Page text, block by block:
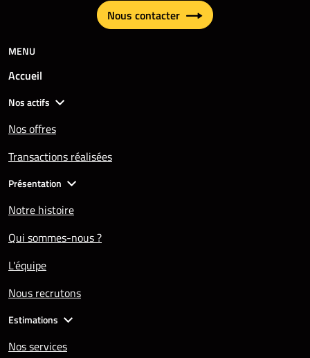
Nous contacter
MENU
Accueil
Nos actifs
Nos offres
Transactions réalisées
Présentation
Notre histoire
Qui sommes-nous ?
L'équipe
Nous recrutons
Estimations
Nos services